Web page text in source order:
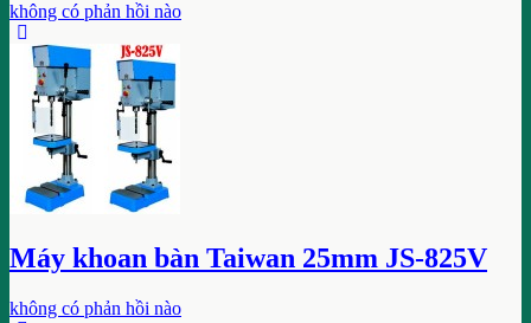
không có phản hồi nào
Máy khoan bàn Taiwan 25mm JS-825V
không có phản hồi nào